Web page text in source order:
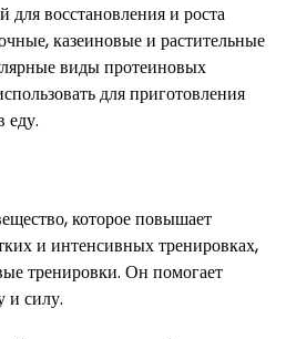
восстановления и роста
казеиновые и растительные
виды протеиновых
для приготовления
еду.
которое повышает
и интенсивных тренировках,
тренировки. Он помогает
и силу.